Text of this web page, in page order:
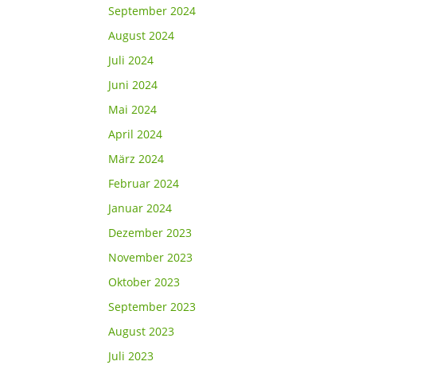
September 2024
August 2024
Juli 2024
Juni 2024
Mai 2024
April 2024
März 2024
Februar 2024
Januar 2024
Dezember 2023
November 2023
Oktober 2023
September 2023
August 2023
Juli 2023